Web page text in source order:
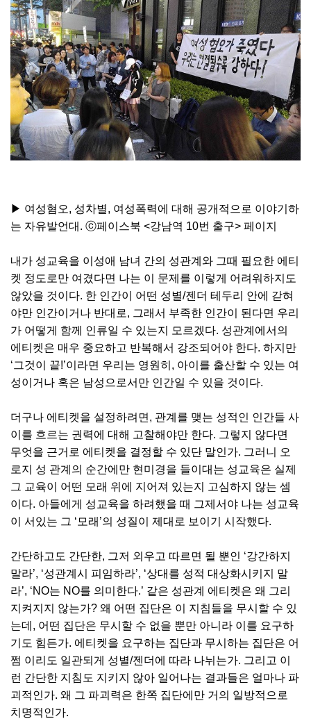
▶ 여성혐오, 성차별, 여성폭력에 대해 공개적으로 이야기하
는 자유발언대. ⓒ페이스북 <강남역 10번 출구> 페이지
내가 성교육을 이성애 남녀 간의 성관계와 그때 필요한 에티
켓 정도로만 여겼다면 나는 이 문제를 이렇게 어려워하지도
않았을 것이다. 한 인간이 어떤 성별/젠더 테두리 안에 갇혀
야만 인간이거나 반대로, 그래서 부족한 인간이 된다면 우리
가 어떻게 함께 인류일 수 있는지 모르겠다. 성관계에서의
에티켓은 매우 중요하고 반복해서 강조되어야 한다. 하지만
‘그것이 끝!’이라면 우리는 영원히, 아이를 출산할 수 있는 여
성이거나 혹은 남성으로서만 인간일 수 있을 것이다.
더구나 에티켓을 설정하려면, 관계를 맺는 성적인 인간들 사
이를 흐르는 권력에 대해 고찰해야만 한다. 그렇지 않다면
무엇을 근거로 에티켓을 결정할 수 있단 말인가. 그러니 오
로지 성 관계의 순간에만 현미경을 들이대는 성교육은 실제
그 교육이 어떤 모래 위에 지어져 있는지 고심하지 않는 셈
이다. 아들에게 성교육을 하려했을 때 그제서야 나는 성교육
이 서있는 그 ‘모래’의 성질이 제대로 보이기 시작했다.
간단하고도 간단한, 그저 외우고 따르면 될 뿐인 ‘강간하지
말라’, ‘성관계시 피임하라’, ‘상대를 성적 대상화시키지 말
라’, ‘NO는 NO를 의미한다.’ 같은 성관계 에티켓은 왜 그리
지켜지지 않는가? 왜 어떤 집단은 이 지침들을 무시할 수 있
는데, 어떤 집단은 무시할 수 없을 뿐만 아니라 이를 요구하
기도 힘든가. 에티켓을 요구하는 집단과 무시하는 집단은 어
쩜 이리도 일관되게 성별/젠더에 따라 나뉘는가. 그리고 이
런 간단한 지침도 지키지 않아 일어나는 결과들은 얼마나 파
괴적인가. 왜 그 파괴력은 한쪽 집단에만 거의 일방적으로
치명적인가.